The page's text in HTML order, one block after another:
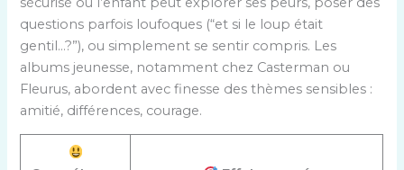
questions parfois loufoques (“et si le loup était
gentil…?”), ou simplement se sentir compris. Les
albums jeunesse, notamment chez Casterman ou
Fleurus, abordent avec finesse des thèmes sensibles :
amitié, différences, courage.